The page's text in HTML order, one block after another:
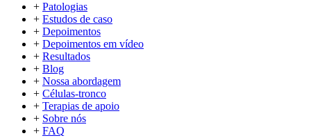
+ Patologias
+ Estudos de caso
+ Depoimentos
+ Depoimentos em vídeo
+ Resultados
+ Blog
+ Nossa abordagem
+ Células-tronco
+ Terapias de apoio
+ Sobre nós
+ FAQ